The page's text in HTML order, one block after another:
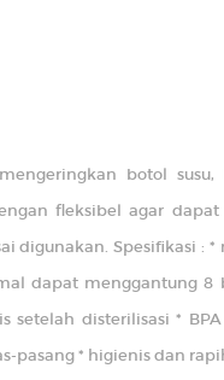
botol
fleksibel agar dapat
digunakan. Spesifikasi :
dapat menggantung 8
setelah disterilisasi *
pasang * higienis dan